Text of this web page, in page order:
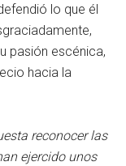
lo que él
pasión escénica,
hacia la
reconocer las
ejercido unos